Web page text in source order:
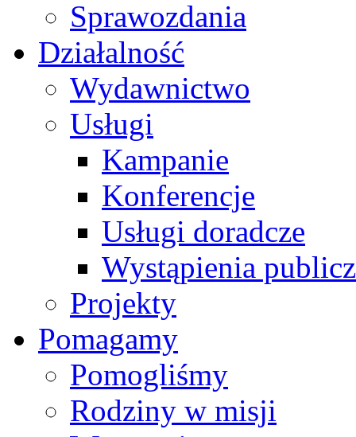
Sprawozdania
Działalność
Wydawnictwo
Usługi
Kampanie
Konferencje
Usługi doradcze
Wystąpienia
Projekty
Pomagamy
Pomogliśmy
Rodziny w misji